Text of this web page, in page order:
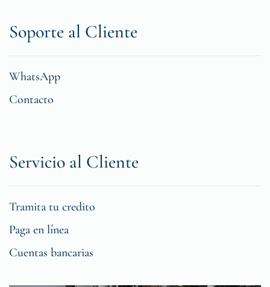
Soporte al Cliente
WhatsApp
Contacto
Servicio al Cliente
Tramita tu credito
Paga en línea
Cuentas bancarias